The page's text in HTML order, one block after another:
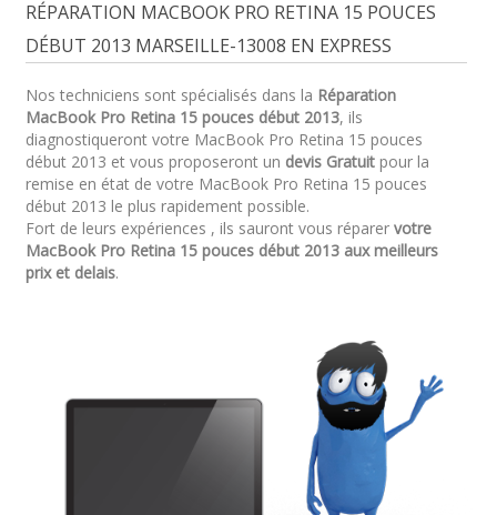
RÉPARATION MACBOOK PRO RETINA 15 POUCES
DÉBUT 2013 MARSEILLE-13008 EN EXPRESS
Nos techniciens sont spécialisés dans la Réparation
MacBook Pro Retina 15 pouces début 2013, ils
diagnostiqueront votre MacBook Pro Retina 15 pouces
début 2013 et vous proposeront un devis Gratuitpour la
remise en état de votre MacBook Pro Retina 15 pouces
début 2013 le plus rapidement possible.
Fort de leurs expériences , ils sauront vous réparer votre
MacBook Pro Retina 15 pouces début 2013 aux meilleurs
prix et delais.